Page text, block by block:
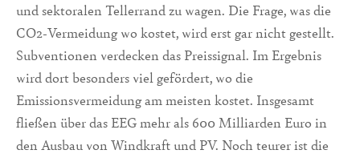
und sektoralen Tellerrand zu wagen. Die Frage, was die
CO2-Vermeidung wo kostet, wird erst gar nicht gestellt.
Subventionen verdecken das Preissignal. Im Ergebnis
wird dort besonders viel gefördert, wo die
Emissionsvermeidung am meisten kostet. Insgesamt
fließen über das EEG mehr als 600 Milliarden Euro in
den Ausbau von Windkraft und PV. Noch teurer ist die